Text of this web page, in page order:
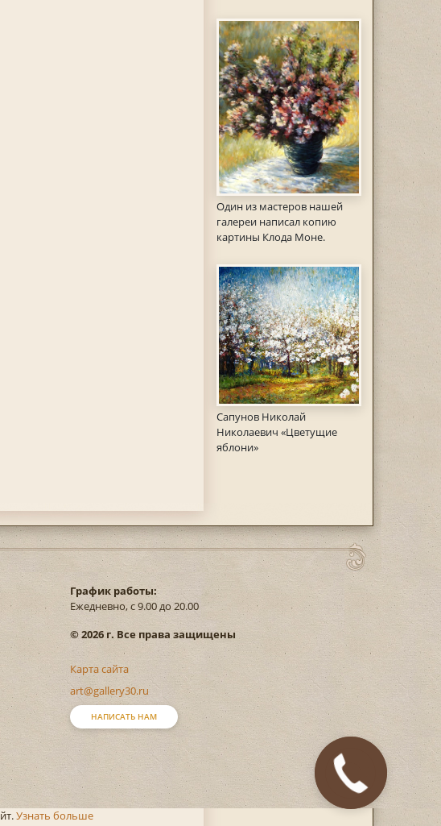
Один из мастеров нашей
галереи написал копию
картины Клода Моне.
Сапунов Николай
Николаевич «Цветущие
яблони»
График работы:
Ежедневно, с 9.00 до 20.00
© 2026 г. Все права защищены
Карта сайта
art@gallery30.ru
НАПИСАТЬ НАМ
Узнать больше